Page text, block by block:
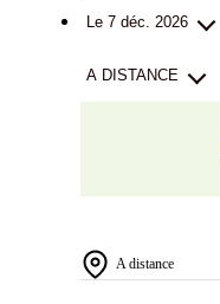
Le 7 déc. 2026
A DISTANCE
A distance